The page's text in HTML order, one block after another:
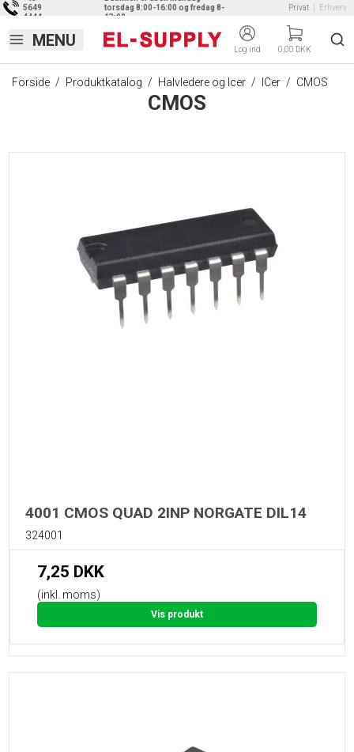
5649
4444
torsdag 8:00-16:00 og fredag 8-
13:00
Privat Erhverv
Log ind 0,00 DKK
Forside / Produktkatalog / Halvledere og Icer / ICer / CMOS
CMOS
4001 CMOS QUAD 2INP NORGATE DIL14
324001
7,25 DKK
(inkl. moms)
Vis produkt